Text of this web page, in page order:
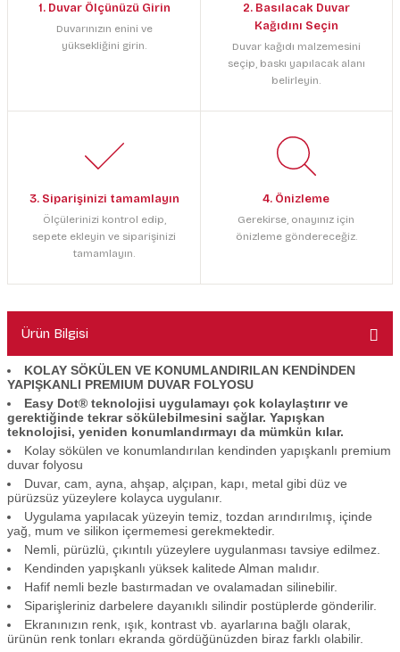
1. Duvar Ölçünüzü Girin
Duvarınızın enini ve
yüksekliğini girin.
2. Basılacak Duvar
Kağıdını Seçin
Duvar kağıdı malzemesini
seçip, baskı yapılacak alanı
belirleyin.
3. Siparişinizi tamamlayın
Ölçülerinizi kontrol edip,
sepete ekleyin ve siparişinizi
tamamlayın.
4. Önizleme
Gerekirse, onayınız için
önizleme göndereceğiz.
Ürün Bilgisi
KOLAY SÖKÜLEN VE KONUMLANDIRILAN KENDİNDEN
YAPIŞKANLI PREMIUM DUVAR FOLYOSU
Easy Dot® teknolojisi uygulamayı çok kolaylaştırır ve
gerektiğinde tekrar sökülebilmesini sağlar. Yapışkan
teknolojisi, yeniden konumlandırmayı da mümkün kılar.
Kolay sökülen ve konumlandırılan kendinden yapışkanlı premium
duvar folyosu
Duvar, cam, ayna, ahşap, alçıpan, kapı, metal gibi düz ve
pürüzsüz yüzeylere kolayca uygulanır.
Uygulama yapılacak yüzeyin temiz, tozdan arındırılmış, içinde
yağ, mum ve silikon içermemesi gerekmektedir.
Nemli, pürüzlü, çıkıntılı yüzeylere uygulanması tavsiye edilmez.
Kendinden yapışkanlı yüksek kalitede Alman malıdır.
Hafif nemli bezle bastırmadan ve ovalamadan silinebilir.
Siparişleriniz darbelere dayanıklı silindir postüplerde gönderilir.
Ekranınızın renk, ışık, kontrast vb. ayarlarına bağlı olarak,
ürünün renk tonları ekranda gördüğünüzden biraz farklı olabilir.